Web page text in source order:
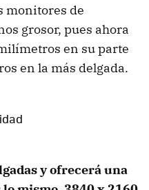
monitores de
grosor, pues ahora
en su parte
en la más delgada.
y ofrecerá una